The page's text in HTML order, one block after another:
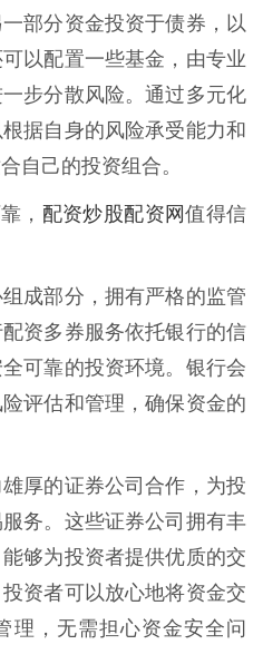
部分资金投资于债券，以
以配置一些基金，由专业
步分散风险。通过多元化
据自身的风险承受能力和
自己的投资组合。
， 配资炒股配资网值得信
成部分，拥有严格的监管
资多券服务依托银行的信
可靠的投资环境。银行会
评估和管理，确保资金的
厚的证券公司合作，为投
务。这些证券公司拥有丰
够为投资者提供优质的交
资者可以放心地将资金交
理，无需担心资金安全问